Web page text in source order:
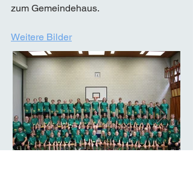
zum Gemeindehaus.
Weitere Bilder